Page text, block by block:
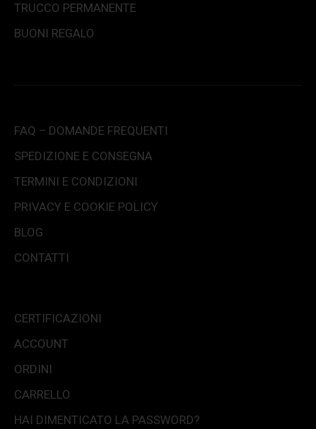
TRUCCO PERMANENTE
BUONI REGALO
FAQ – DOMANDE FREQUENTI
SPEDIZIONE E CONSEGNA
TERMINI E CONDIZIONI
PRIVACY E COOKIE POLICY
BLOG
CONTATTI
CERTIFICAZIONI
ACCOUNT
ORDINI
CARRELLO
HAI DIMENTICATO LA PASSWORD?